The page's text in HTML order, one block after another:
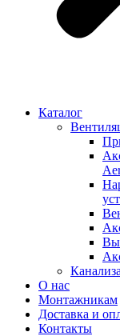
Каталог
О нас
Монтажникам
Доставка и
Контакты